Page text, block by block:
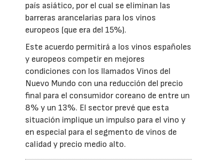
país asiático, por el cual se eliminan las
barreras arancelarias para los vinos
europeos (que era del 15%).
Este acuerdo permitirá a los vinos españoles
y europeos competir en mejores
condiciones con los llamados Vinos del
Nuevo Mundo con una reducción del precio
final para el consumidor coreano de entre un
8% y un 13%. El sector prevé que esta
situación implique un impulso para el vino y
en especial para el segmento de vinos de
calidad y precio medio alto.